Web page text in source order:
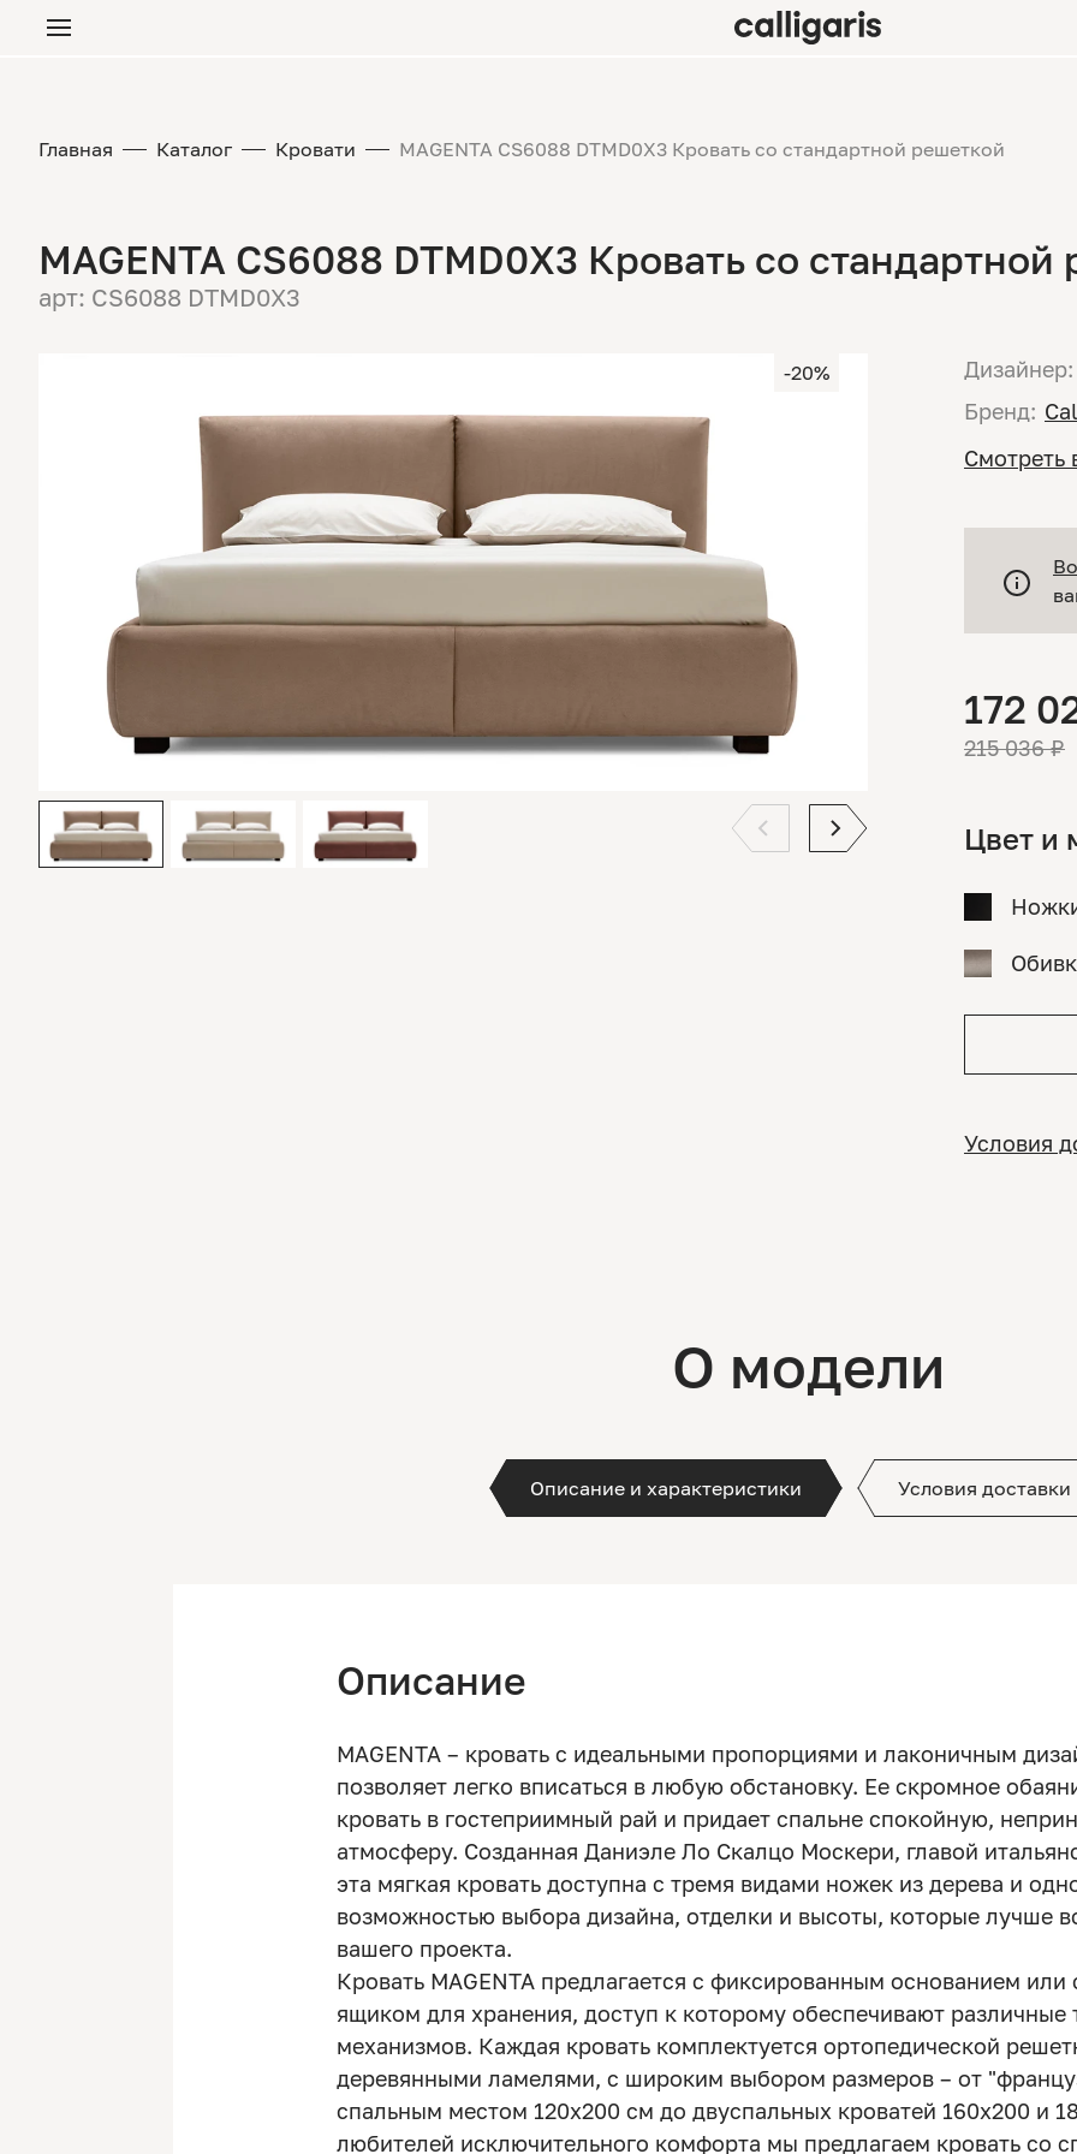
Главная Каталог Кровати MAGENTA CS6088 DTMD0X3 Кровать со стандартной решеткой
MAGENTA CS6088 DTMD0X3 Кровать со стандартной
арт: CS6088 DTMD0X3
-20% Дизайнер:
Бренд:
Смотреть
172
215 036 ₽
Цвет и
Условия
О модели
Описание и характеристики Условия доставки
Описание
MAGENTA – кровать с идеальными пропорциями и лаконичным
позволяет легко вписаться в любую обстановку. Ее скромное
кровать в гостеприимный рай и придает спальне спокойную,
атмосферу. Созданная Даниэле Ло Скалцо Москери, главой
эта мягкая кровать доступна с тремя видами ножек из дерева и
возможностью выбора дизайна, отделки и высоты, которые лучше
вашего проекта.
Кровать MAGENTA предлагается с фиксированным основанием или
ящиком для хранения, доступ к которому обеспечивают
механизмов. Каждая кровать комплектуется ортопедической
деревянными ламелями, с широким выбором размеров – от
спальным местом 120х200 см до двуспальных кроватей 160х200 и
любителей исключительного комфорта мы предлагаем кровать со